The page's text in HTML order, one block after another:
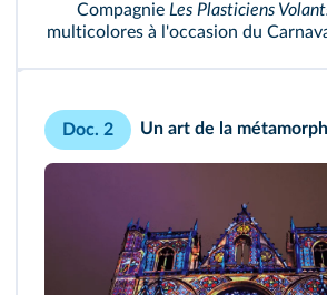
Compagnie Les Plasticiens
multicolores à l'occasion du
Doc. 2 Un art de la